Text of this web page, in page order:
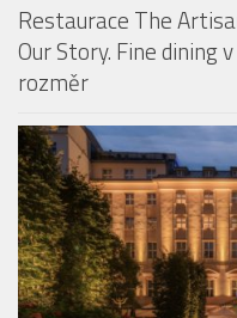
Restaurace The
Our Story. Fine dining
rozměr